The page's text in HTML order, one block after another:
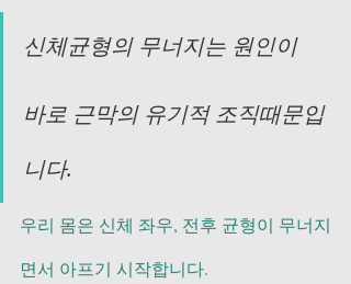
신체균형의 무너지는 원인이
바로 근막의 유기적 조직때문입
니다.
우리 몸은 신체 좌우, 전후 균형이 무너지
면서 아프기 시작합니다.